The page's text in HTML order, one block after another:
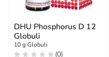
DHU Phosphorus D 12
Globuli
10 g Globuli
(0)